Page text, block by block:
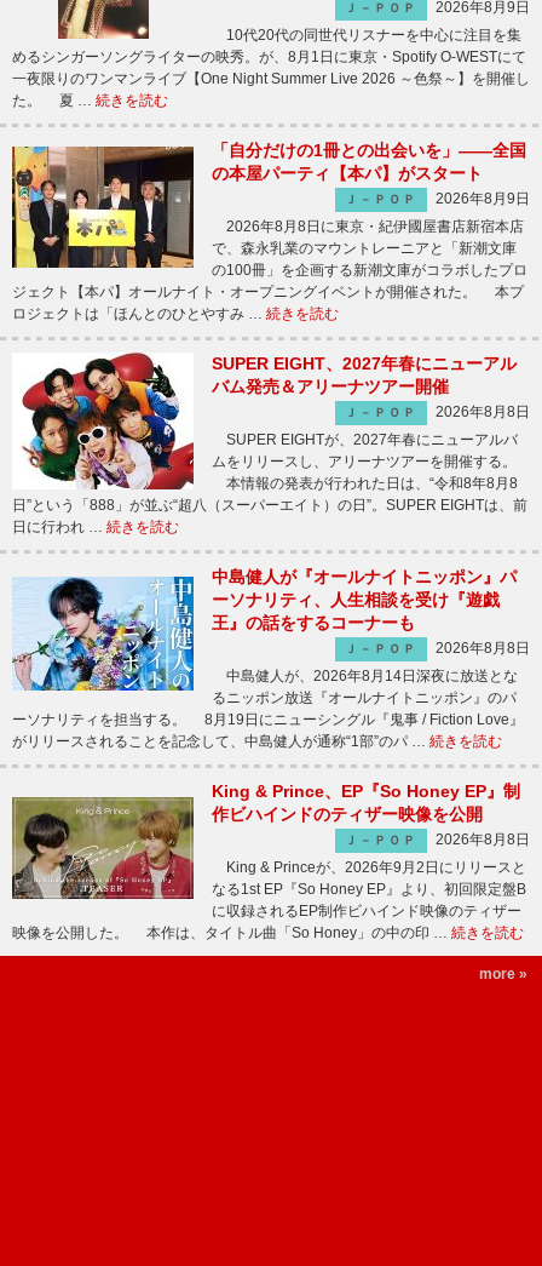
Ｊ－ＰＯＰ
2026年8月9日
10代20代の同世代リスナーを中心に注目を集
めるシンガーソングライターの映秀。が、8月1日に東京・Spotify O-WESTにて
一夜限りのワンマンライブ【One Night Summer Live 2026 ～色祭～】を開催し
た。 夏 … 続きを読む
「自分だけの1冊との出会いを」――全国
の本屋パーティ【本パ】がスタート
Ｊ－ＰＯＰ
2026年8月9日
2026年8月8日に東京・紀伊國屋書店新宿本店
で、森永乳業のマウントレーニアと「新潮文庫
の100冊」を企画する新潮文庫がコラボしたプロ
ジェクト【本パ】オールナイト・オープニングイベントが開催された。 本プ
ロジェクトは「ほんとのひとやすみ … 続きを読む
SUPER EIGHT、2027年春にニューアル
バム発売＆アリーナツアー開催
Ｊ－ＰＯＰ
2026年8月8日
SUPER EIGHTが、2027年春にニューアルバ
ムをリリースし、アリーナツアーを開催する。
本情報の発表が行われた日は、“令和8年8月8
日”という「888」が並ぶ“超八（スーパーエイト）の日”。SUPER EIGHTは、前
日に行われ … 続きを読む
中島健人が『オールナイトニッポン』パ
ーソナリティ、人生相談を受け『遊戯
王』の話をするコーナーも
Ｊ－ＰＯＰ
2026年8月8日
中島健人が、2026年8月14日深夜に放送とな
るニッポン放送『オールナイトニッポン』のパ
ーソナリティを担当する。 8月19日にニューシングル『鬼事 / Fiction Love』
がリリースされることを記念して、中島健人が通称“1部”のパ … 続きを読む
King & Prince、EP『So Honey EP』制
作ビハインドのティザー映像を公開
Ｊ－ＰＯＰ
2026年8月8日
King & Princeが、2026年9月2日にリリースと
なる1st EP『So Honey EP』より、初回限定盤B
に収録されるEP制作ビハインド映像のティザー
映像を公開した。 本作は、タイトル曲「So Honey」の中の印 … 続きを読む
more »